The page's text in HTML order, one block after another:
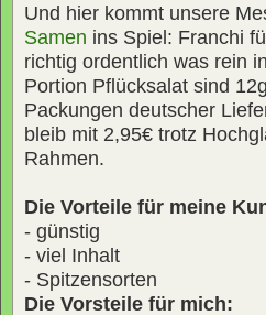
Und hier kommt unsere
Samen ins Spiel: Franchi
richtig ordentlich was rein
Portion Pflücksalat sind
Packungen deutscher
bleib mit 2,95€ trotz
Rahmen.
Die Vorteile für meine
- günstig
- viel Inhalt
- Spitzensorten
Die Vorsteile für mich: